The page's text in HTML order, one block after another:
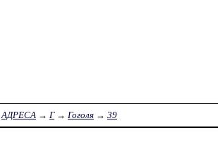
АДРЕСА→ Г→ Гоголя→ 39